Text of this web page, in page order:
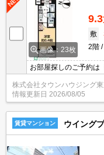
画像：23枚
9.3
敷
2階
お部屋探しのご予約は
株式会社タウンハウジング
情報更新日 2026/08/05
賃貸マンション ウイング